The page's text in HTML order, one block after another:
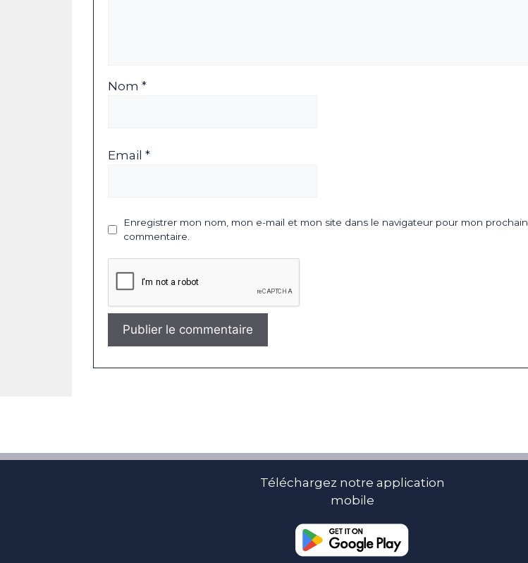
Nom *
Email *
Enregistrer mon nom, mon e-mail et mon site dans le navigateur pour mon prochain
commentaire.
Téléchargez notre application
mobile